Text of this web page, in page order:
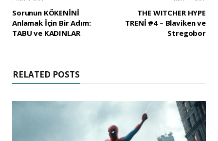
Sorunun KÖKENİNİ
Anlamak İçin Bir Adım:
TABU ve KADINLAR
THE WITCHER HYPE
TRENİ #4 – Blaviken ve
Stregobor
RELATED POSTS